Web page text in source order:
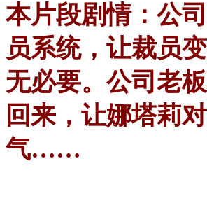
本片段剧情：公
员系统，让裁员
无必要。公司老
回来，让娜塔莉
气……